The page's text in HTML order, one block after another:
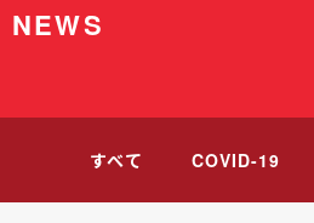
NEWS
すべて COVID-19